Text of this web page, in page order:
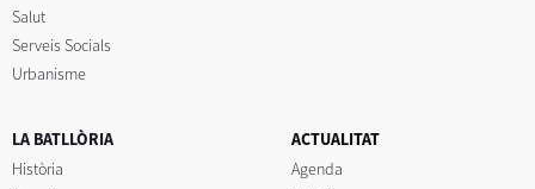
Salut
Serveis Socials
Urbanisme
LA BATLLÒRIA
Història
ACTUALITAT
Agenda